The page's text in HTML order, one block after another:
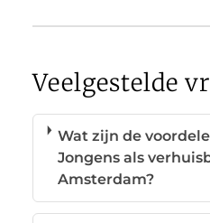
Veelgestelde
Wat zijn de
Jongens als
Amsterdam?